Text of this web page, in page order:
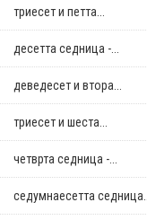
триесет и петта...
десетта седница -...
деведесет и втора...
триесет и шеста...
четврта седница -...
седумнаесетта седница...